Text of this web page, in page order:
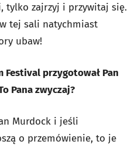
tylko zajrzyj i przywitaj się.
tej sali natychmiast
ubaw!
Festival przygotował Pan
Pana zwyczaj?
Murdock i jeśli
o przemówienie, to je